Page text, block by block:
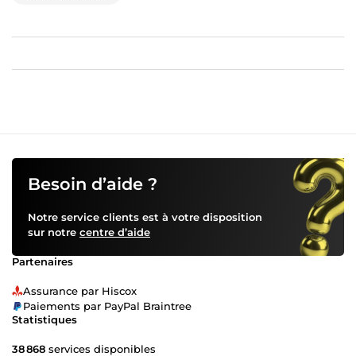
Besoin d’aide ?
Notre service clients est à votre disposition
sur notre centre d’aide
Partenaires
Assurance par Hiscox
Paiements par PayPal Braintree
Statistiques
38 868 services disponibles